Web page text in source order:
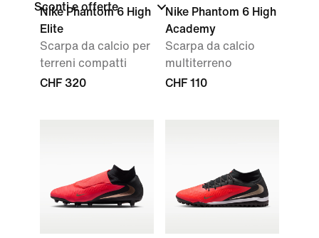
Sconti e offerte
Nike Phantom 6 High
Elite
Scarpa da calcio per
terreni compatti
CHF 320
Nike Phantom 6 High
Academy
Scarpa da calcio
multiterreno
CHF 110